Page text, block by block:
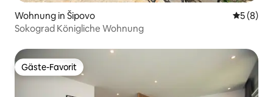
Wohnung in Šipovo
5 (8)
Sokograd Königliche Wohnung
Gäste-Favorit
Gäste-Favorit